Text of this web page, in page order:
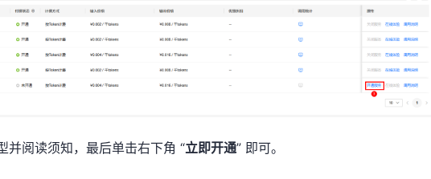
并阅读须知，最后单击右下角 “立即开通” 即可。